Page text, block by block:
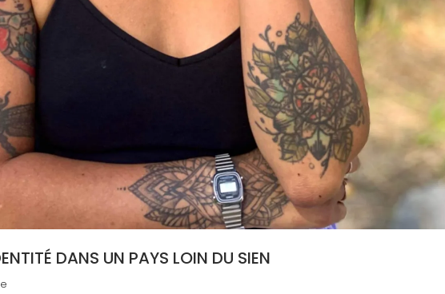
DANS UN PAYS LOIN DU SIEN